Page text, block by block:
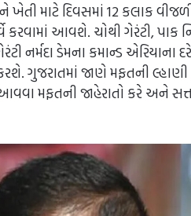
ખેતી માટે દિવસમાં 12 કલાક
આવશે. ચોથી ગેરંટી, પાક
નર્મદા ડેમના કમાન્ડ
ગુજરાતમાં જાણે મફતની લ્હાણી
મફતની જાહેરાતો કરે અને